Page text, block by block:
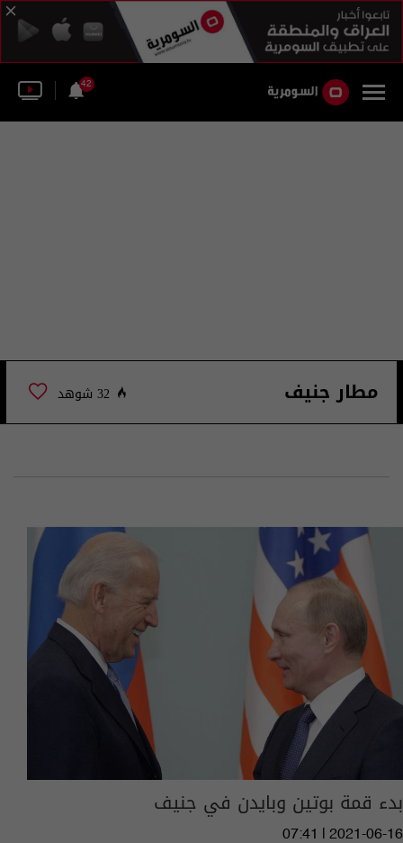
42
مطار جنيف 32 شوهد
بدء قمة بوتين وبايدن في جنيف
07:41 | 2021-06-16